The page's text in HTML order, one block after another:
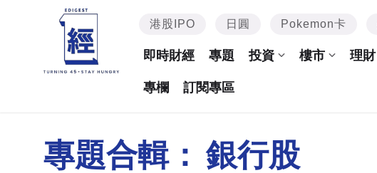
港股IPO 日圓 Pokemon卡
即時財經 專題 投資 樓市 理財
專欄 訂閱專區
專題合輯： 銀行股